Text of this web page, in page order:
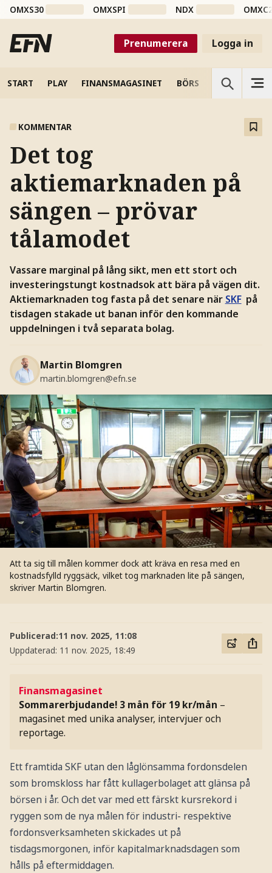
OMXS30 OMXSPI NDX
Prenumerera Logga in
START PLAY FINANSMAGASINET BÖRS VETENSKAP
KOMMENTAR
Det tog
aktiemarknaden på
sängen – prövar
tålamodet
Vassare marginal på lång sikt, men ett stort och
investeringstungt kostnadsok att bära på vägen dit.
Aktiemarknaden tog fasta på det senare när SKF på
tisdagen stakade ut banan inför den kommande
uppdelningen i två separata bolag.
Martin Blomgren
martin.blomgren@efn.se
Att ta sig till målen kommer dock att kräva en resa med en
kostnadsfylld ryggsäck, vilket tog marknaden lite på sängen,
skriver Martin Blomgren.
Publicerad:11 nov. 2025, 11:08
Uppdaterad: 11 nov. 2025, 18:49
Finansmagasinet
Sommarerbjudande! 3 mån för 19 kr/mån –
magasinet med unika analyser, intervjuer och
reportage.
Ett framtida SKF utan den låglönsamma fordonsdelen
som bromskloss har fått kullagerbolaget att glänsa på
börsen i år. Och det var med ett färskt kursrekord i
ryggen som de nya målen för industri- respektive
fordonsverksamheten skickades ut på
tisdagsmorgonen, inför kapitalmarknadsdagen som
hålls på eftermiddagen.